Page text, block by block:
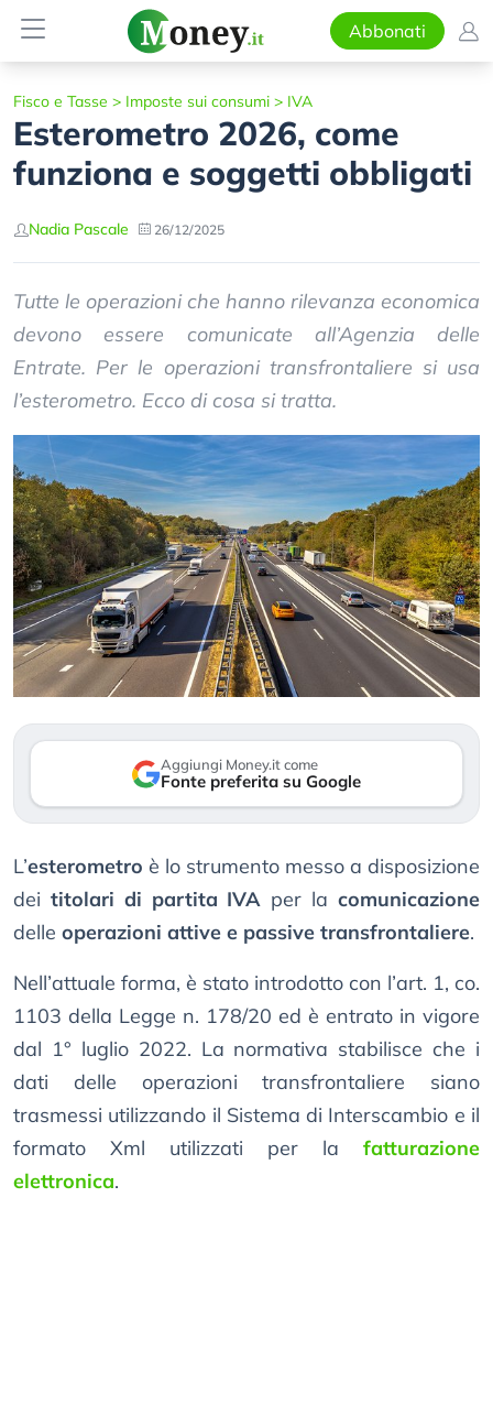
Abbonati
Fisco e Tasse > Imposte sui consumi > IVA
Esterometro 2026, come
funziona e soggetti obbligati
Nadia Pascale 26/12/2025
Tutte le operazioni che hanno rilevanza economica
devono essere comunicate all’Agenzia delle
Entrate. Per le operazioni transfrontaliere si usa
l’esterometro. Ecco di cosa si tratta.
Aggiungi Money.it come
Fonte preferita su Google
L’esterometro è lo strumento messo a disposizione
dei titolari di partita IVA per lacomunicazione
delle operazioni attive e passive transfrontaliere.
Nell’attuale forma, è stato introdotto con l’art. 1, co.
1103 della Legge n. 178/20 ed è entrato in vigore
dal 1° luglio 2022. La normativa stabilisce che i
dati delle operazioni transfrontaliere siano
trasmessi utilizzando il Sistema di Interscambio e il
formato Xml utilizzati per la fatturazione
elettronica.